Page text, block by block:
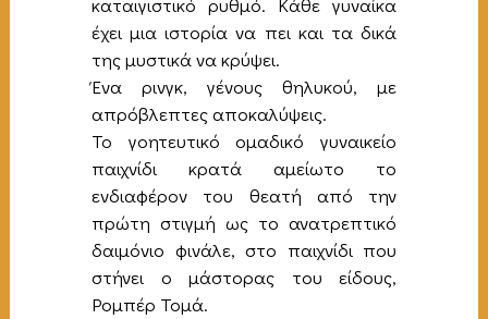
καταιγιστικό ρυθμό. Κάθε γυναίκα
έχει μια ιστορία να πει και τα δικά
της μυστικά να κρύψει.
Ένα ρινγκ, γένους θηλυκού, με
απρόβλεπτες αποκαλύψεις.
Το γοητευτικό ομαδικό γυναικείο
παιχνίδι κρατά αμείωτο το
ενδιαφέρον του θεατή από την
πρώτη στιγμή ως το ανατρεπτικό
δαιμόνιο φινάλε, στο παιχνίδι που
στήνει ο μάστορας του είδους,
Ρομπέρ Τομά.